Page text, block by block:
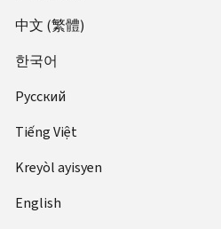
中文 (繁體)
한국어
Pусский
Tiếng Việt
Kreyòl ayisyen
English